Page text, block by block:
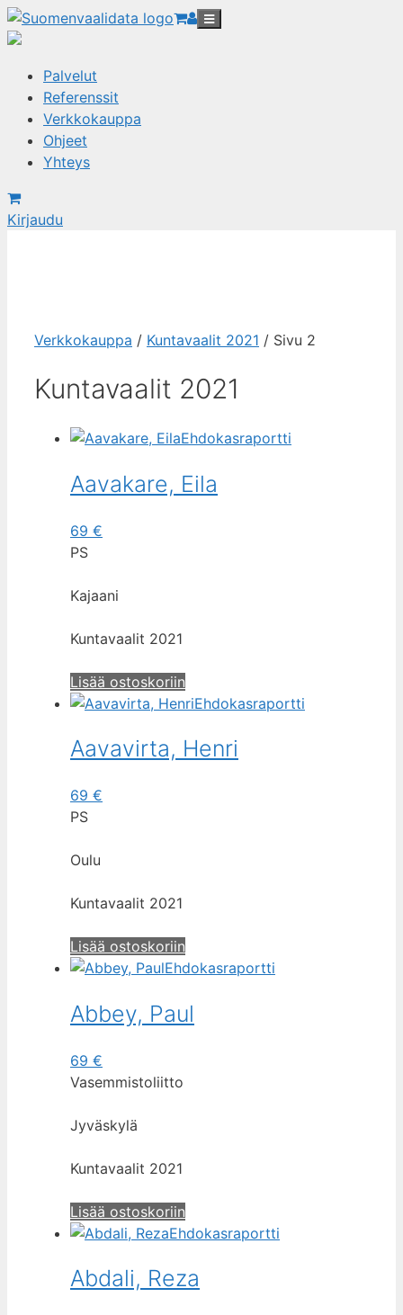
Palvelut
Referenssit
Verkkokauppa
Ohjeet
Yhteys
Kirjaudu
Verkkokauppa / Kuntavaalit 2021 / Sivu 2
Kuntavaalit 2021
Ehdokasraportti
Aavakare, Eila
69 €
PS
Kajaani
Kuntavaalit 2021
Lisää ostoskoriin
Ehdokasraportti
Aavavirta, Henri
69 €
PS
Oulu
Kuntavaalit 2021
Lisää ostoskoriin
Ehdokasraportti
Abbey, Paul
69 €
Vasemmistoliitto
Jyväskylä
Kuntavaalit 2021
Lisää ostoskoriin
Ehdokasraportti
Abdali, Reza